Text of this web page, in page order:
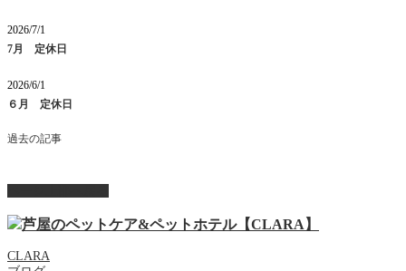
2026/7/1
7月 定休日
2026/6/1
６月 定休日
過去の記事
CLARA